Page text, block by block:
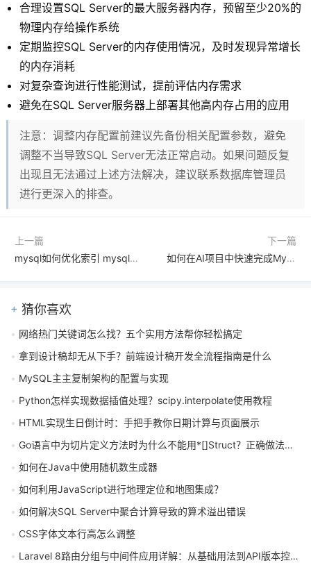
合理设置SQL Server的最大服务器内存，预留至少20%的
物理内存给操作系统
定期监控SQL Server的内存使用情况，及时发现异常增长
的内存消耗
对复杂查询进行性能测试，提前评估内存需求
避免在SQL Server服务器上部署其他高内存占用的应用
注意：调整内存配置前建议先备份相关配置参数，避免
调整不当导致SQL Server无法正常启动。如果问题反复
出现且无法通过上述方法解决，建议联系数据库管理员
进行更深入的排查。
上一篇
mysql如何优化索引 mysql索引创建与使用最佳实践
下一篇
如何在AI项目中快速完成MySQL环境搭建与数据存储配置
猜你喜欢
网络热门关键词怎么找？五个实用方法帮你轻松搞定
拿到设计稿却无从下手？前端设计稿开发全流程指南是什么
MySQL主主复制架构的配置与实现
Python怎样实现数据插值处理？scipy.interpolate使用教程
HTML实现生日倒计时：手把手教你日期计算与页面展示
Go语言中为切片定义方法时为什么不能用*[]Struct？正确做法是什么
如何在Java中使用随机数生成器
如何利用JavaScript进行地理定位和地图集成？
如何解决SQL Server中聚合计算导致的算术溢出错误
CSS字体文本行高怎么调整
Laravel 8路由分组与中间件应用详解：从基础用法到API版本控制实战